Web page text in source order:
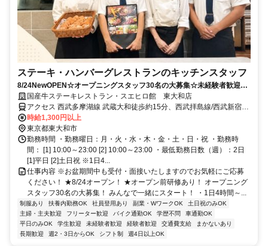
ステーキ・ハンバーグレストランのキッチンスタッフ
8/24NewOPEN☆オープニングスタッフ30名の大募集☆未経験者歓迎☆
平日だけ・土日だけもOK！
国産牛ステーキレストラン・スエヒロ館 東大和店
アクセス 西武多摩湖線 武蔵大和徒歩約15分、西武拝島線/西武新宿線
東大和市徒歩約29分、西武山口線 多摩湖南口徒歩約29分
時給1,300円以上
東京都東大和市
勤務時間 ・勤務曜日：月・火・水・木・金・土・日・祝 ・勤務時
間： [1] 10:00～23:00 [2] 10:00～23:00 ・最低勤務日数（週）：2日
[1]平日 [2]土日祝 ※1日4...
仕事内容 ※お盆期間中も受付・面接いたしますのでお気軽にご応募
ください！ ★8/24オープン！ ★オープン前研修あり！ オープニング
スタッフ30名の大募集！ みんなで一緒にスタート！ ・1日4時間～...
制服あり 扶養内勤務OK 社員登用あり 副業・WワークOK
土日祝のみOK
主婦・主夫歓迎
フリーター歓迎 バイク通勤OK 学歴不問
車通勤OK
平日のみOK
学生歓迎 未経験者歓迎 経験者歓迎 交通費支給
まかないあり
長期歓迎
週2・3日からOK シフト制 週4日以上OK